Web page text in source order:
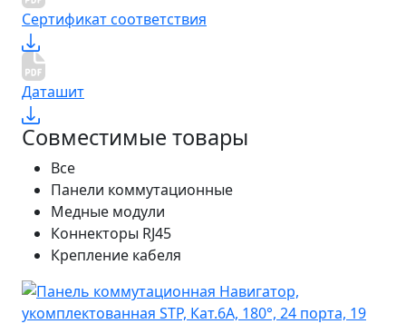
Сертификат соответствия
Даташит
Совместимые товары
Все
Панели коммутационные
Медные модули
Коннекторы RJ45
Крепление кабеля